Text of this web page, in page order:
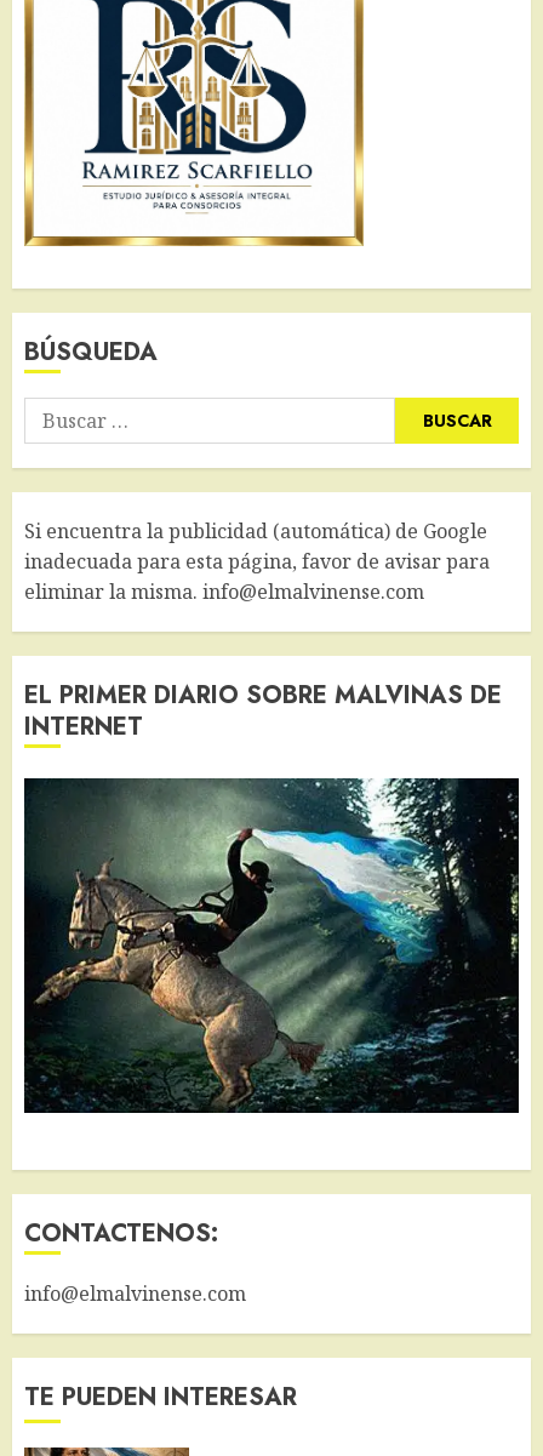
BÚSQUEDA
Buscar:
Si encuentra la publicidad (automática) de Google
inadecuada para esta página, favor de avisar para
eliminar la misma. info@elmalvinense.com
EL PRIMER DIARIO SOBRE MALVINAS DE
INTERNET
CONTACTENOS:
info@elmalvinense.com
TE PUEDEN INTERESAR